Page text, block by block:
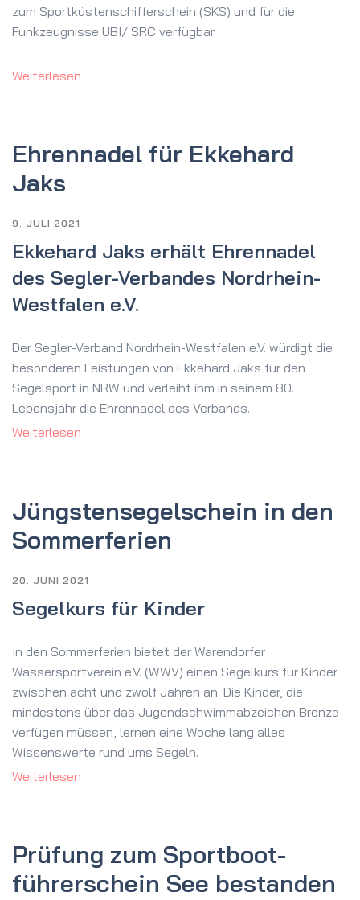
zum Sportküstenschifferschein (SKS) und für die
Funkzeugnisse UBI/ SRC verfügbar.
Weiterlesen
Ehrennadel für Ekkehard
Jaks
9. JULI 2021
Ekkehard Jaks erhält Ehrennadel
des Segler-Verbandes Nordrhein-
Westfalen e.V.
Der Segler-Verband Nordrhein-Westfalen e.V. würdigt die
besonderen Leistungen von Ekkehard Jaks für den
Segelsport in NRW und verleiht ihm in seinem 80.
Lebensjahr die Ehrennadel des Verbands.
Weiterlesen
Jüngsten­segelschein in den
Sommerferien
20. JUNI 2021
Segelkurs für Kinder
In den Sommerferien bietet der Warendorfer
Wassersportverein e.V. (WWV) einen Segelkurs für Kinder
zwischen acht und zwölf Jahren an. Die Kinder, die
mindestens über das Jugendschwimmabzeichen Bronze
verfügen müssen, lernen eine Woche lang alles
Wissenswerte rund ums Segeln.
Weiterlesen
Prüfung zum Sportboot­
führerschein See bestanden